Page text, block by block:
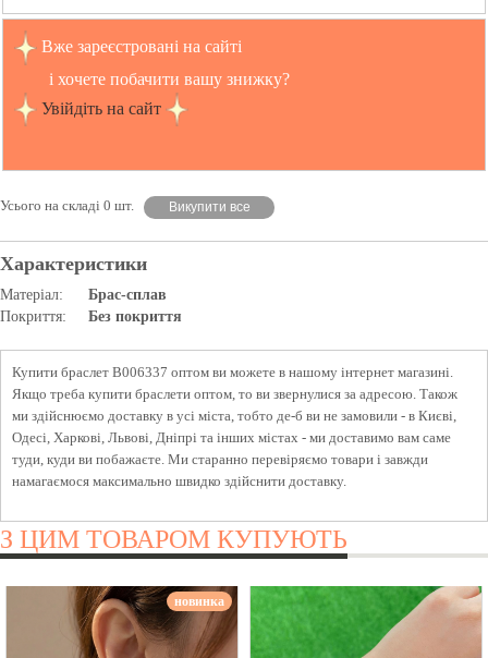
Вже зареєстровані на сайті
і хочете побачити вашу знижку?
Увійдіть на сайт
Усього на складі 0 шт. Викупити все
Характеристики
Матеріал:
Брас-сплав
Покриття:
Без покриття
Купити браслет B006337 оптом ви можете в нашому інтернет магазині.
Якщо треба купити браслети оптом, то ви звернулися за адресою. Також
ми здійснюємо доставку в усі міста, тобто де-б ви не замовили - в Києві,
Одесі, Харкові, Львові, Дніпрі та інших містах - ми доставимо вам саме
туди, куди ви побажаєте. Ми старанно перевіряємо товари і завжди
намагаємося максимально швидко здійснити доставку.
З ЦИМ ТОВАРОМ КУПУЮТЬ
новинка